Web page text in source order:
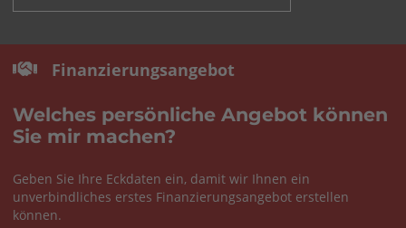
Finanzierungsangebot
Welches persönliche Angebot können
Sie mir machen?
Geben Sie Ihre Eckdaten ein, damit wir Ihnen ein
unverbindliches erstes Finanzierungsangebot erstellen
können.